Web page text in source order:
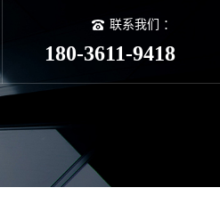
联系我们 ：
180-3611-9418